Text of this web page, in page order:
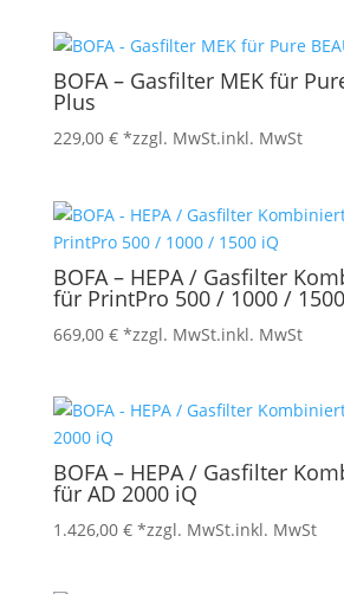
BOFA – Gasfilter MEK für
Plus
229,00 € *zzgl. MwSt.inkl. MwSt
BOFA – HEPA / Gasfilter
für PrintPro 500 / 1000 /
669,00 € *zzgl. MwSt.inkl. MwSt
BOFA – HEPA / Gasfilter
für AD 2000 iQ
1.426,00 € *zzgl. MwSt.inkl. MwSt